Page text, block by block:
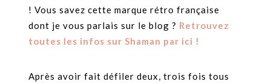
! Vous savez cette marque rétro française
dont je vous parlais sur le blog ? Retrouvez
toutes les infos sur Shaman par ici !
Après avoir fait défiler deux, trois fois tous